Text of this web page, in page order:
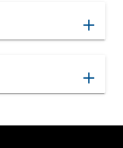
add
add